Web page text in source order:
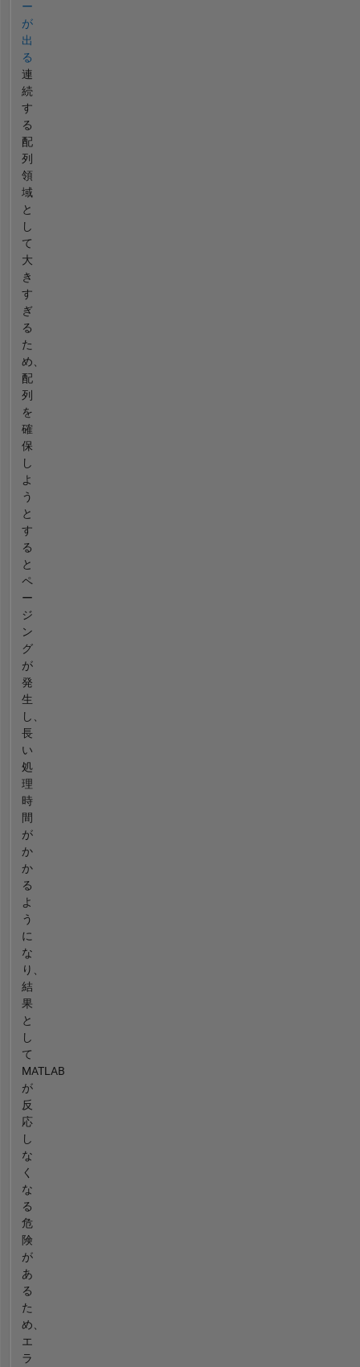
ー
が
出
る
連
続
す
る
配
列
領
域
と
し
て
大
き
す
ぎ
る
た
め、
配
列
を
確
保
し
よ
う
と
す
る
と
ペ
ー
ジ
ン
グ
が
発
生
し、
長
い
処
理
時
間
が
か
か
る
よ
う
に
な
り、
結
果
と
し
て
MATLAB
が
反
応
し
な
く
な
る
危
険
が
あ
る
た
め、
エ
ラ